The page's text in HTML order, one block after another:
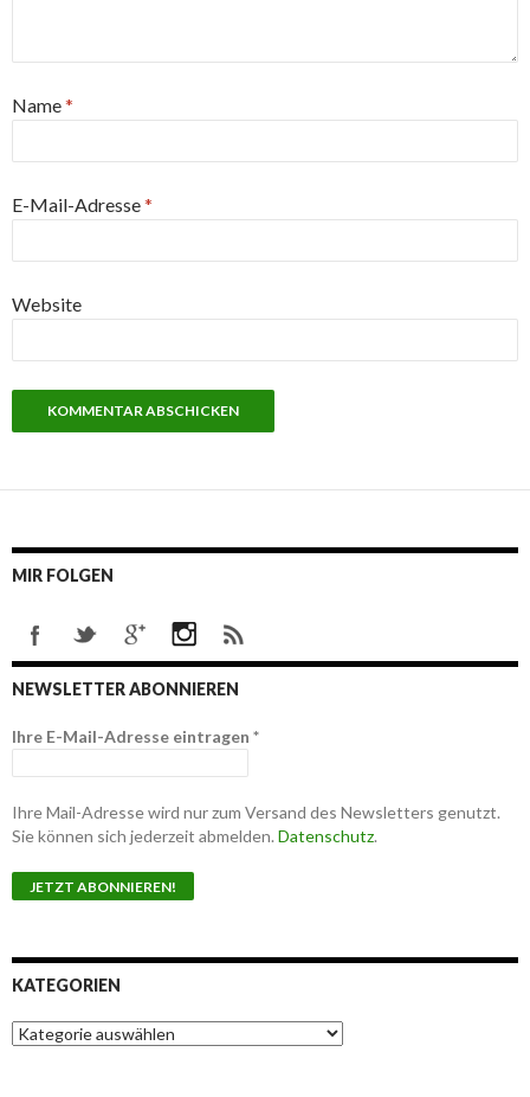
Name*
E-Mail-Adresse*
Website
MIR FOLGEN
NEWSLETTER ABONNIEREN
Ihre E-Mail-Adresse eintragen *
Ihre Mail-Adresse wird nur zum Versand des Newsletters genutzt.
Sie können sich jederzeit abmelden. Datenschutz.
KATEGORIEN
K
a